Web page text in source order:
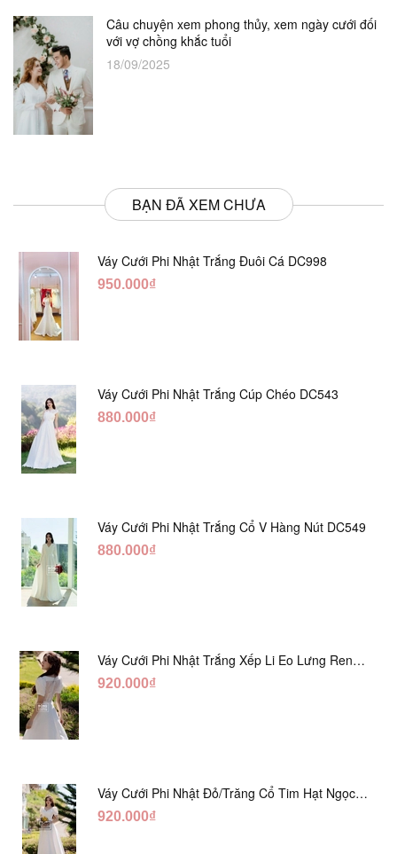
Câu chuyện xem phong thủy, xem ngày cưới đối
với vợ chồng khắc tuổi
18/09/2025
BẠN ĐÃ XEM CHƯA
Váy Cưới Phi Nhật Trắng Đuôi Cá DC998
950.000₫
Váy Cưới Phi Nhật Trắng Cúp Chéo DC543
880.000₫
Váy Cưới Phi Nhật Trắng Cổ V Hàng Nút DC549
880.000₫
Váy Cưới Phi Nhật Trắng Xếp Li Eo Lưng Ren
DC547
920.000₫
Váy Cưới Phi Nhật Đỏ/Trăng Cổ Tim Hạt Ngọc
DC548
920.000₫